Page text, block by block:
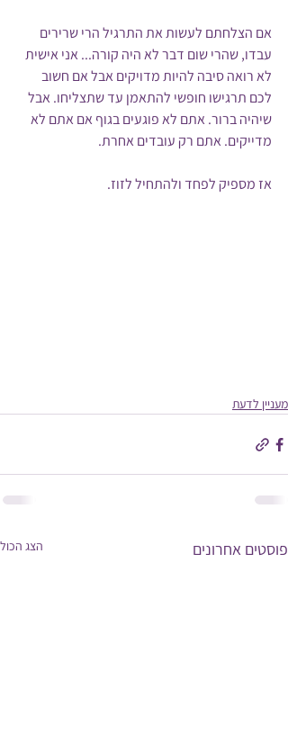
אם הצלחתם לעשות את התרגיל הרי שרירים
עבדו, שהרי שום דבר לא היה קורה... אני אישית
לא רואה סיבה להיות מדויקים אבל אם חשוב
לכם תרגישו חופשי להתאמן עד שתצליחו. אבל
שיהיה ברור. אתם לא פוגעים בגוף אם אתם לא
מדייקים. אתם רק עובדים אחרת.
אז מספיק לפחד ולהתחיל לזוז.
מעניין לדעת
פוסטים אחרונים הצג הכול